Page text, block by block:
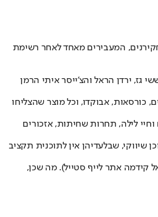
המעבירים מאחד לאחר רשימת
גז, ירדן הראל והצ'ייסר איתי הרמן
כורסאות, אבוקדו, וכל מוצר שהצליחו
לילה, תחרות שחיתות, אזכורים
שבלעדיהן אין לתוכנית תקציב
קידמה אתר לייף סטייל). מה שכן,